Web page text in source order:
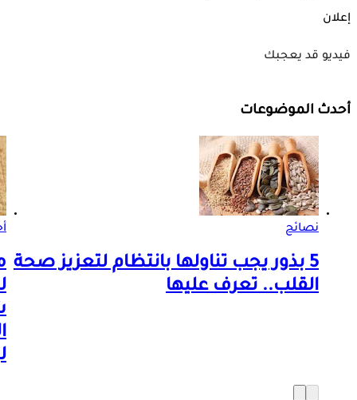
إعلان
فيديو قد يعجبك
أحدث الموضوعات
نصائح
5 بذور يجب تناولها بانتظام لتعزيز صحة
القلب.. تعرف عليها